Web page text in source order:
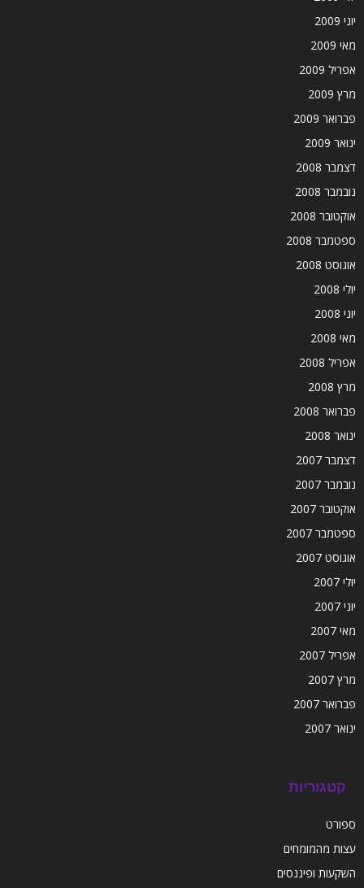
יוני 2009
מאי 2009
אפריל 2009
מרץ 2009
פברואר 2009
ינואר 2009
דצמבר 2008
נובמבר 2008
אוקטובר 2008
ספטמבר 2008
אוגוסט 2008
יולי 2008
יוני 2008
מאי 2008
אפריל 2008
מרץ 2008
פברואר 2008
ינואר 2008
דצמבר 2007
נובמבר 2007
אוקטובר 2007
ספטמבר 2007
אוגוסט 2007
יולי 2007
יוני 2007
מאי 2007
אפריל 2007
מרץ 2007
פברואר 2007
ינואר 2007
קטגוריות
ספורט
עצות מהמומחים
השקעות ופיננסים